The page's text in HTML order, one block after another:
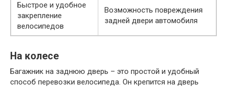
Быстрое и удобное
закрепление
велосипедов
Возможность повреждения
задней двери автомобиля
На колесе
Багажник на заднюю дверь – это простой и удобный
способ перевозки велосипеда. Он крепится на дверь